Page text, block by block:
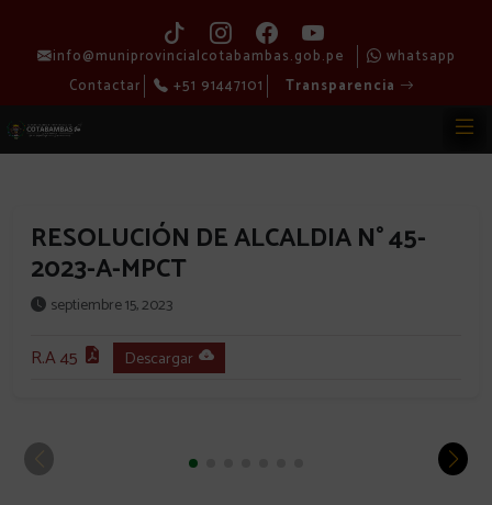
info@muniprovincialcotabambas.gob.pe
whatsapp
Contactar
+51 91447101 Transparencia
RESOLUCIÓN DE ALCALDIA N° 45-
2023-A-MPCT
septiembre 15, 2023
R.A 45 Descargar